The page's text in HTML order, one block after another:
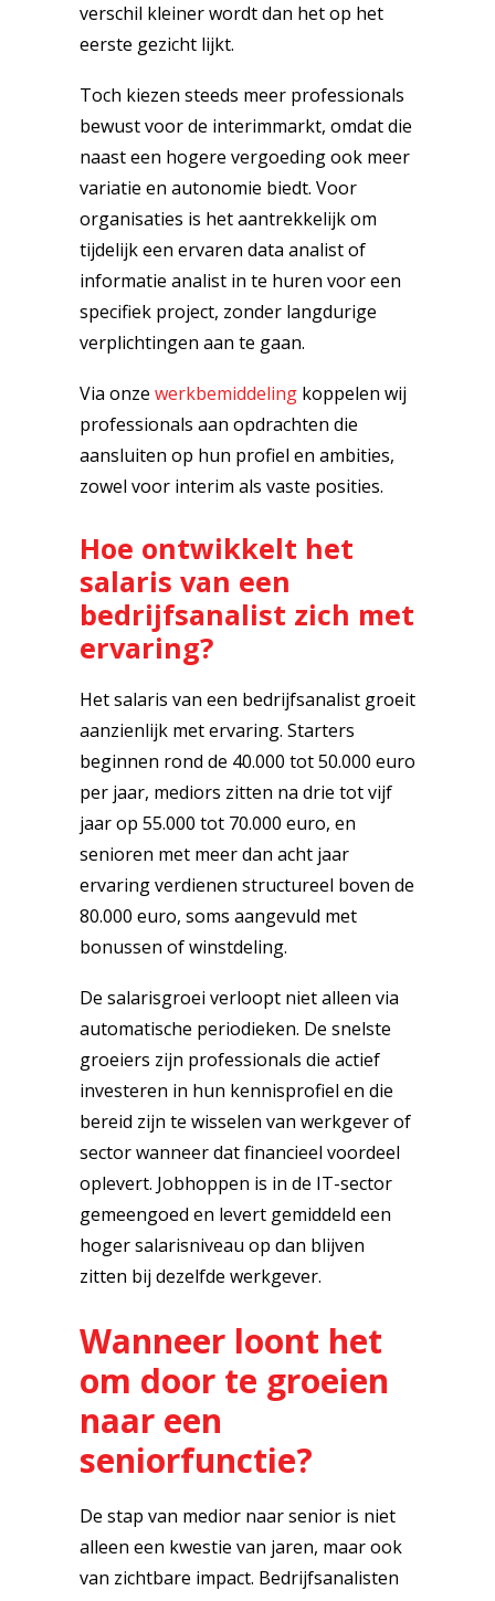
verschil kleiner wordt dan het op het
eerste gezicht lijkt.
Toch kiezen steeds meer professionals
bewust voor de interimmarkt, omdat die
naast een hogere vergoeding ook meer
variatie en autonomie biedt. Voor
organisaties is het aantrekkelijk om
tijdelijk een ervaren data analist of
informatie analist in te huren voor een
specifiek project, zonder langdurige
verplichtingen aan te gaan.
Via onze werkbemiddeling koppelen wij
professionals aan opdrachten die
aansluiten op hun profiel en ambities,
zowel voor interim als vaste posities.
Hoe ontwikkelt het
salaris van een
bedrijfsanalist zich met
ervaring?
Het salaris van een bedrijfsanalist groeit
aanzienlijk met ervaring. Starters
beginnen rond de 40.000 tot 50.000 euro
per jaar, mediors zitten na drie tot vijf
jaar op 55.000 tot 70.000 euro, en
senioren met meer dan acht jaar
ervaring verdienen structureel boven de
80.000 euro, soms aangevuld met
bonussen of winstdeling.
De salarisgroei verloopt niet alleen via
automatische periodieken. De snelste
groeiers zijn professionals die actief
investeren in hun kennisprofiel en die
bereid zijn te wisselen van werkgever of
sector wanneer dat financieel voordeel
oplevert. Jobhoppen is in de IT-sector
gemeengoed en levert gemiddeld een
hoger salarisniveau op dan blijven
zitten bij dezelfde werkgever.
Wanneer loont het
om door te groeien
naar een
seniorfunctie?
De stap van medior naar senior is niet
alleen een kwestie van jaren, maar ook
van zichtbare impact. Bedrijfsanalisten